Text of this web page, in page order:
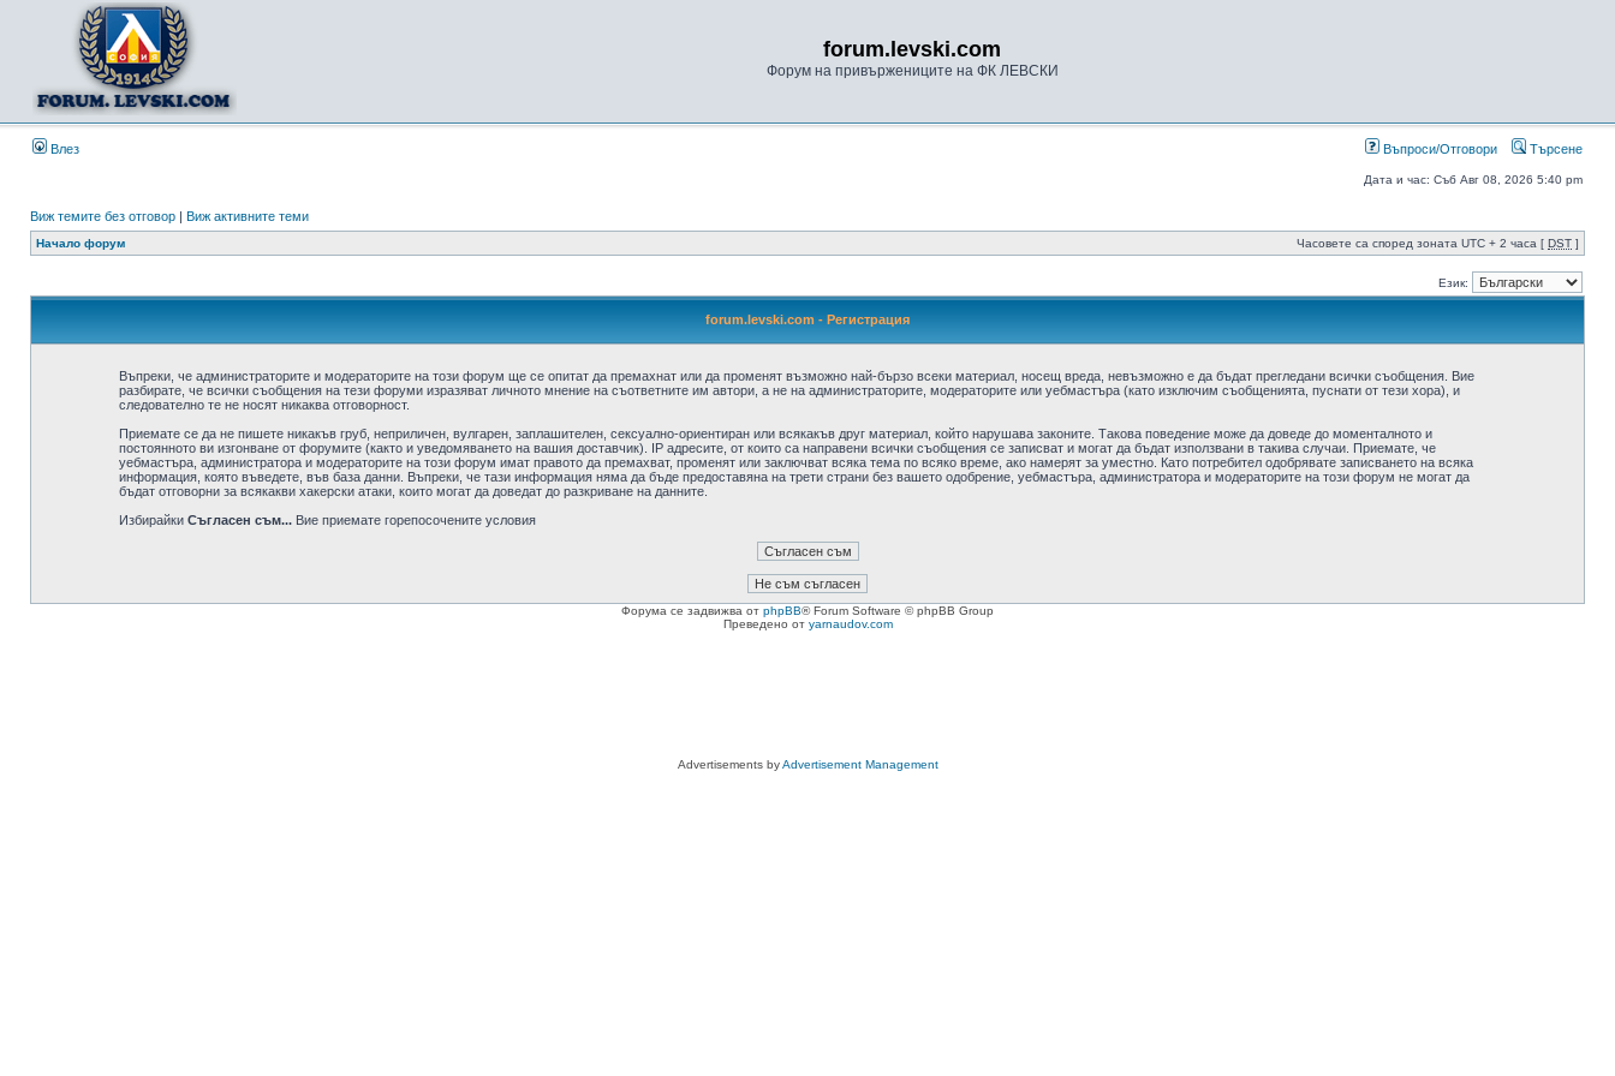
forum.levski.com
Форум на привържениците на ФК ЛЕВСКИ
Влез Въпроси/Отговори Търсене
Дата и час: Съб Авг 08, 2026 5:40 pm
Виж темите без отговор | Виж активните теми
Начало форум Часовете са според зоната UTC + 2 часа [ DST ]
Език:
forum.levski.com - Регистрация
Въпреки, че администраторите и модераторите на този форум ще се опитат да премахнат или да променят възможно най-бързо всеки материал, носещ вреда, невъзможно е да бъдат прегледани всички съобщения. Вие
разбирате, че всички съобщения на тези форуми изразяват личното мнение на съответните им автори, а не на администраторите, модераторите или уебмастъра (като изключим съобщенията, пуснати от тези хора), и
следователно те не носят никаква отговорност.
Приемате се да не пишете никакъв груб, неприличен, вулгарен, заплашителен, сексуално-ориентиран или всякакъв друг материал, който нарушава законите. Такова поведение може да доведе до моменталното и
постоянното ви изгонване от форумите (както и уведомяването на вашия доставчик). IP адресите, от които са направени всички съобщения се записват и могат да бъдат използвани в такива случаи. Приемате, че
уебмастъра, администратора и модераторите на този форум имат правото да премахват, променят или заключват всяка тема по всяко време, ако намерят за уместно. Като потребител одобрявате записването на всяка
информация, която въведете, във база данни. Въпреки, че тази информация няма да бъде предоставяна на трети страни без вашето одобрение, уебмастъра, администратора и модераторите на този форум не могат да
бъдат отговорни за всякакви хакерски атаки, които могат да доведат до разкриване на данните.
Избирайки Съгласен съм...Вие приемате горепосочените условия
Форума се задвижва от phpBB® Forum Software © phpBB Group
Преведено от yarnaudov.com
Advertisements byAdvertisement Management